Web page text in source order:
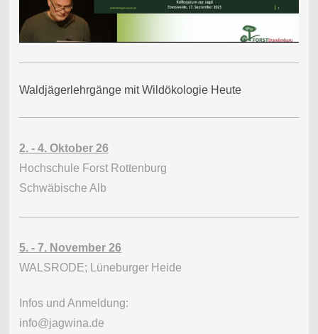
Waldjägerlehrgänge mit Wildökologie Heute
2. - 4. Oktober 26
Hochschule Forst Rottenburg
Schwäbische Alb
5. - 7. November 26
WALSRODE; Lüneburger Heide
Infos und Anmeldung:
info@jagwina.de